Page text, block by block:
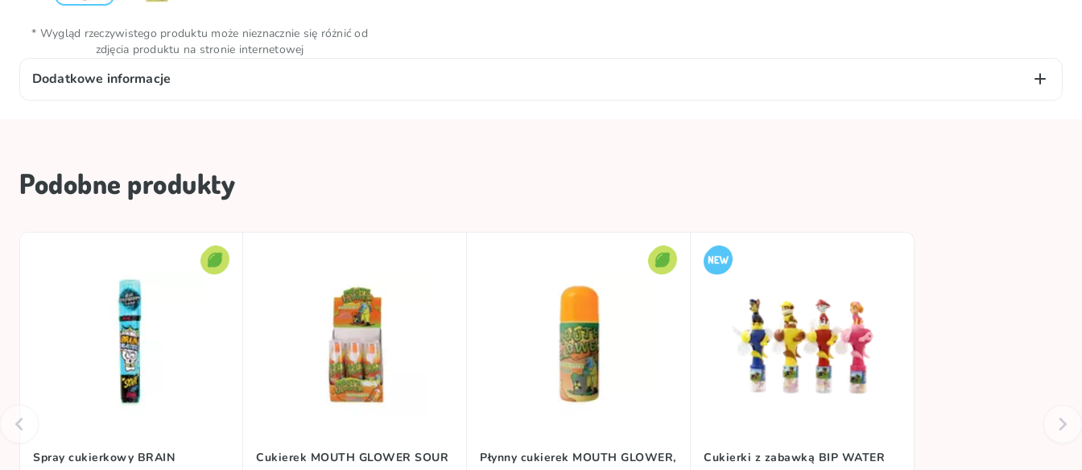
Dodatkowe informacje
* Wygląd rzeczywistego produktu może nieznacznie się różnić od
zdjęcia produktu na stronie internetowej
Podobne produkty
Spray cukierkowy BRAIN
Cukierek MOUTH GLOWER SOUR
Płynny cukierek MOUTH GLOWER,
Cukierki z zabawką BIP WATER